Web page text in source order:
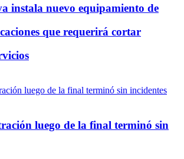
instala nuevo equipamiento de
que requerirá cortar
luego de la final terminó sin